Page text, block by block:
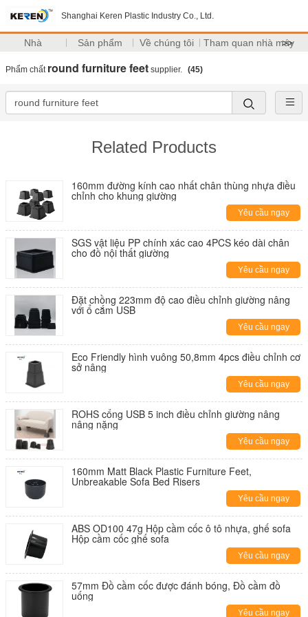
Shanghai Keren Plastic Industry Co., Ltd.
Nhà Sản phẩm Về chúng tôi Tham quan nhà máy
>>
Phẩm chất round furniture feet supplier. (45)
Related Products
160mm đường kính cao nhất chân thùng nhựa điều
chỉnh cho khung giường
Yêu cầu ngay
SGS vật liệu PP chính xác cao 4PCS kéo dài chân
cho đồ nội thất giường
Yêu cầu ngay
Đặt chồng 223mm độ cao điều chỉnh giường nâng
với ổ cắm USB
Yêu cầu ngay
Eco Friendly hình vuông 50,8mm 4pcs điều chỉnh cơ
sở nâng
Yêu cầu ngay
ROHS cổng USB 5 inch điều chỉnh giường nâng
nâng nặng
Yêu cầu ngay
160mm Matt Black Plastic Furniture Feet,
Unbreakable Sofa Bed Risers
Yêu cầu ngay
ABS OD100 47g Hộp cầm cốc ô tô nhựa, ghế sofa
Hộp cầm cốc ghế sofa
Yêu cầu ngay
57mm Đồ cầm cốc được đánh bóng, Đồ cầm đồ
uống
Yêu cầu ngay